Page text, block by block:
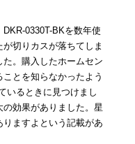
0330T-BKを数年使
切りカスが落ちてしま
。購入したホームセン
とを知らなかったよう
いるときに見つけまし
効果がありました。星
りますよという記載があ